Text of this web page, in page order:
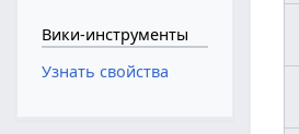
Вики-инструменты
Узнать свойства